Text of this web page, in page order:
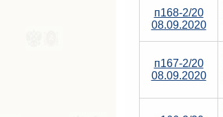
п168-2/20
08.09.2020
п167-2/20
08.09.2020